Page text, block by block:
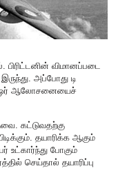
விமானப்படை
அப்போது டி
ஓர் ஆலோசனையைச்
கட்டுவதற்கு
தயாரிக்க ஆகும்
உட்கார்ந்து போகும்
செய்தால் தயாரிப்பு